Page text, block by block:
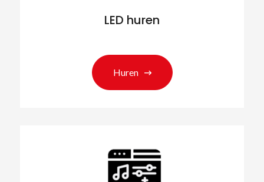
LED huren
Huren